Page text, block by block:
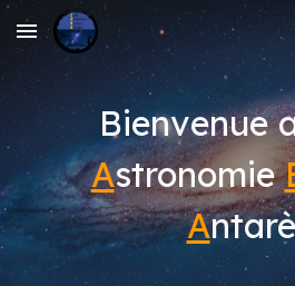
Skip to main content
Bienvenue
Astronomie
A